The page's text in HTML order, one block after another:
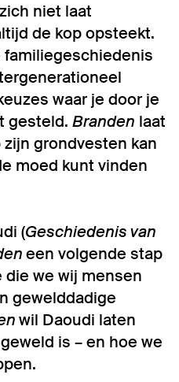
niet laat
de kop opsteekt.
familiegeschiedenis
waar je door je
gesteld. Branden laat
grondvesten kan
moed kunt vinden
(Geschiedenis van
een volgende stap
we wij mensen
gewelddadige
wil Daoudi laten
is – en hoe we